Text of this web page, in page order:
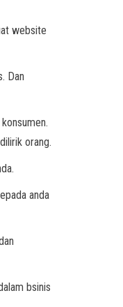
website
Dan
orang.
anda
bsinis